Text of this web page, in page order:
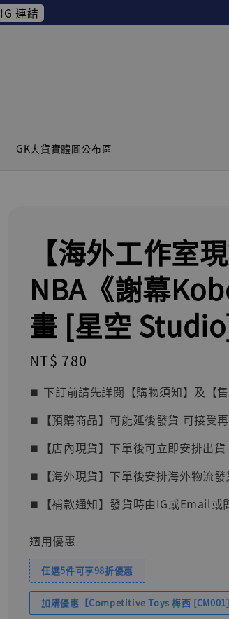
IG 連結
GK大貨實體圖公布區
【海外工作室現
NBA《謝幕
畫 [星空
Regular
price
NT$ 780
⏹︎ 下訂前請先詳閱【購物須知】及【售
⏹︎【預購商品】可能延後發貨 可接受
⏹︎【店內現貨】下單後可立即安排出
⏹︎【海外現貨】下單後安排海外物流發
⏹︎【補款通知】發貨時由IG或Email或
適用優惠
任選5件可享98折優惠
加購優惠【Competitive Toys 梅西 [CM001]